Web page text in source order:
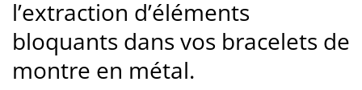
l’extraction d’éléments
bloquants dans vos bracelets de
montre en métal.